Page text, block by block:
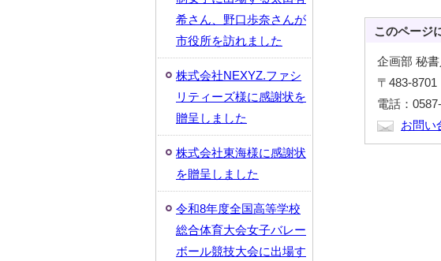
このページ
企画部 秘
〒483-
電話：
お問い
希さん、野口歩奈さんが
市役所を訪れました
株式会社NEXYZ.ファシ
リティーズ様に感謝状を
贈呈しました
株式会社東海様に感謝状
を贈呈しました
令和8年度全国高等学校
総合体育大会女子バレー
ボール競技大会に出場す